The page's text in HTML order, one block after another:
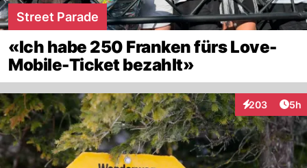
Street Parade
«Ich habe 250 Franken fürs Love-
Mobile-Ticket bezahlt»
203
Interaktionen
5h